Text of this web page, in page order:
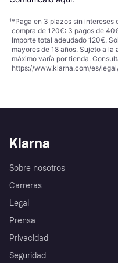
¹*Paga en 3 plazos sin intereses
compra de 120€: 3 pagos de
Importe total adeudado 120€.
mayores de 18 años. Sujeto a
máximo varía por tienda.
https://www.klarna.com/es/
Klarna
Sobre nosotros
Carreras
Legal
Prensa
Privacidad
Seguridad